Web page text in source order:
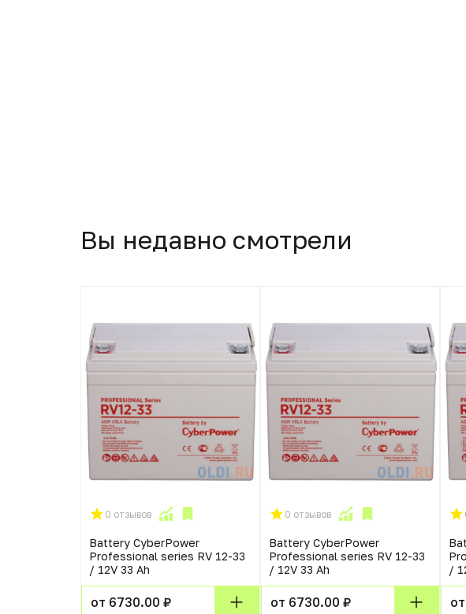
Вы недавно смотрели
0 отзывов
Battery CyberPower
Professional series RV 12-33
/ 12V 33 Ah
от 6730.00 ₽
0 отзывов
Battery CyberPower
Professional series RV 12-33
/ 12V 33 Ah
от 6730.00 ₽
/